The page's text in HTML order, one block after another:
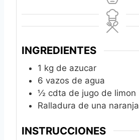
INGREDIENTES
1 kg de azucar
6 vazos de agua
½ cdta de jugo de limon
Ralladura de una naranja
INSTRUCCIONES